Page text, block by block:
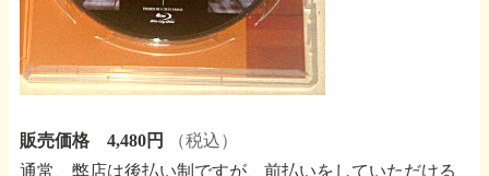
販売価格 4,480円
（税込）
通常、弊店は後払い制ですが、前払いをしていただける